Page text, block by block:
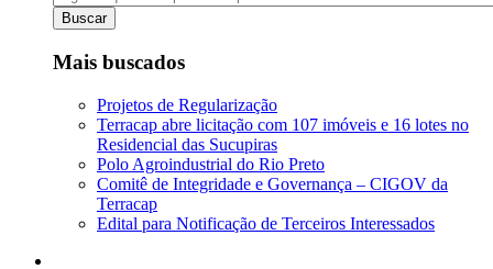
Buscar
Mais buscados
Projetos de Regularização
Terracap abre licitação com 107 imóveis e 16 lotes no
Residencial das Sucupiras
Polo Agroindustrial do Rio Preto
Comitê de Integridade e Governança – CIGOV da
Terracap
Edital para Notificação de Terceiros Interessados